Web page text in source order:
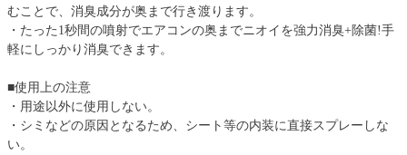
むことで、消臭成分が奥まで行き渡ります。
・たった1秒間の噴射でエアコンの奥までニオイを強力消臭+除菌!手
軽にしっかり消臭できます。
■使用上の注意
・用途以外に使用しない。
・シミなどの原因となるため、シート等の内装に直接スプレーしな
い。